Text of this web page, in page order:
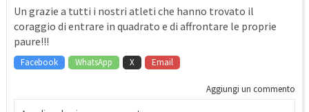
Un grazie a tutti i nostri atleti che hanno trovato il
coraggio di entrare in quadrato e di affrontare le proprie
paure!!!
Facebook WhatsApp X Email
Aggiungi un commento